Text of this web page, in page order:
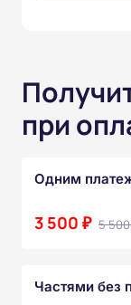
при
Одним
3 500 ₽ 5
Частями без